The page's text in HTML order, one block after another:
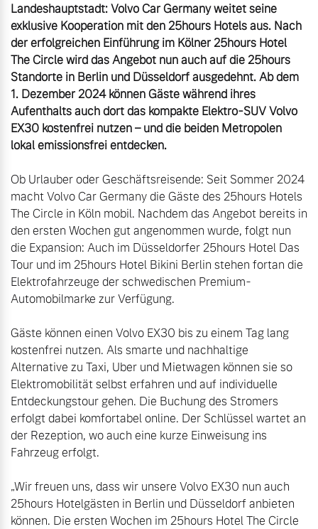
Landeshauptstadt: Volvo Car Germany weitet seine
exklusive Kooperation mit den 25hours Hotels aus. Nach
der erfolgreichen Einführung im Kölner 25hours Hotel
The Circle wird das Angebot nun auch auf die 25hours
Standorte in Berlin und Düsseldorf ausgedehnt. Ab dem
1. Dezember 2024 können Gäste während ihres
Aufenthalts auch dort das kompakte Elektro-SUV Volvo
EX30 kostenfrei nutzen – und die beiden Metropolen
lokal emissionsfrei entdecken.
Ob Urlauber oder Geschäftsreisende: Seit Sommer 2024
macht Volvo Car Germany die Gäste des 25hours Hotels
The Circle in Köln mobil. Nachdem das Angebot bereits in
den ersten Wochen gut angenommen wurde, folgt nun
die Expansion: Auch im Düsseldorfer 25hours Hotel Das
Tour und im 25hours Hotel Bikini Berlin stehen fortan die
Elektrofahrzeuge der schwedischen Premium-
Automobilmarke zur Verfügung.
Gäste können einen Volvo EX30 bis zu einem Tag lang
kostenfrei nutzen. Als smarte und nachhaltige
Alternative zu Taxi, Uber und Mietwagen können sie so
Elektromobilität selbst erfahren und auf individuelle
Entdeckungstour gehen. Die Buchung des Stromers
erfolgt dabei komfortabel online. Der Schlüssel wartet an
der Rezeption, wo auch eine kurze Einweisung ins
Fahrzeug erfolgt.
„Wir freuen uns, dass wir unsere Volvo EX30 nun auch
25hours Hotelgästen in Berlin und Düsseldorf anbieten
können. Die ersten Wochen im 25hours Hotel The Circle